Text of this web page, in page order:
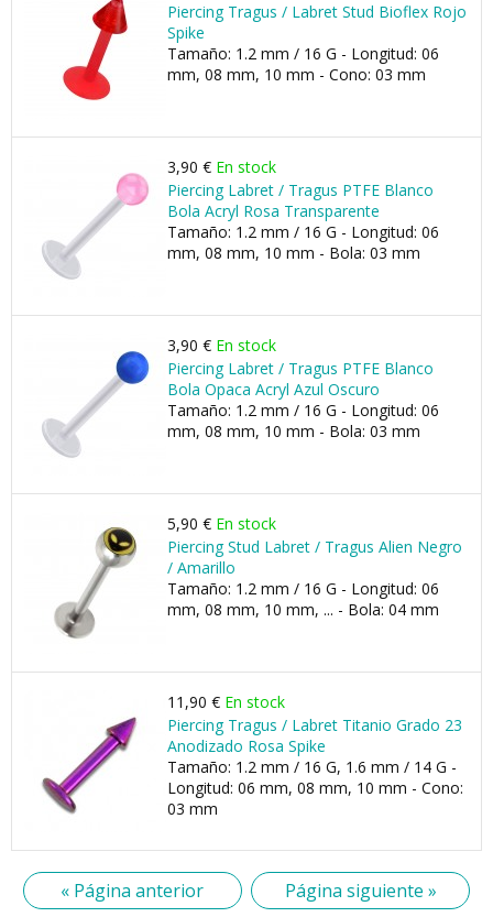
Piercing Tragus / Labret Stud Bioflex Rojo
Spike
Tamaño: 1.2 mm / 16 G - Longitud: 06
mm, 08 mm, 10 mm - Cono: 03 mm
3,90 € En stock
Piercing Labret / Tragus PTFE Blanco
Bola Acryl Rosa Transparente
Tamaño: 1.2 mm / 16 G - Longitud: 06
mm, 08 mm, 10 mm - Bola: 03 mm
3,90 € En stock
Piercing Labret / Tragus PTFE Blanco
Bola Opaca Acryl Azul Oscuro
Tamaño: 1.2 mm / 16 G - Longitud: 06
mm, 08 mm, 10 mm - Bola: 03 mm
5,90 € En stock
Piercing Stud Labret / Tragus Alien Negro
/ Amarillo
Tamaño: 1.2 mm / 16 G - Longitud: 06
mm, 08 mm, 10 mm, ... - Bola: 04 mm
11,90 € En stock
Piercing Tragus / Labret Titanio Grado 23
Anodizado Rosa Spike
Tamaño: 1.2 mm / 16 G, 1.6 mm / 14 G -
Longitud: 06 mm, 08 mm, 10 mm - Cono:
03 mm
« Página anterior Página siguiente »